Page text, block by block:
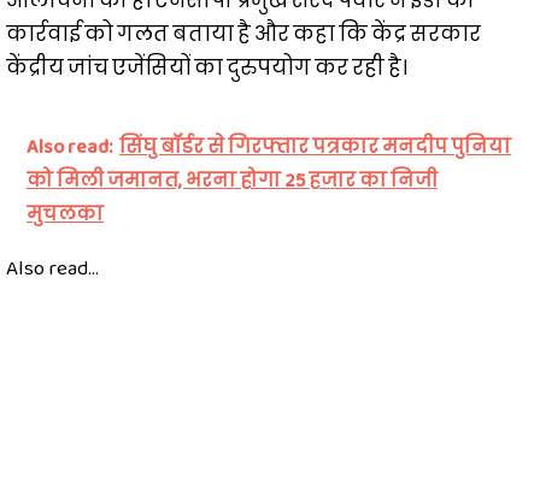
कार्रवाई को गलत बताया है और कहा कि केंद्र सरकार
केंद्रीय जांच एजेंसियों का दुरुपयोग कर रही है।
Also read: सिंघु बॉर्डर से गिरफ्तार पत्रकार मनदीप पुनिया
को मिली जमानत, भरना होगा 25 हजार का निजी
मुचलका
Also read...